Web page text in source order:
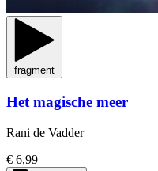
fragment
Het magische meer
Rani de Vadder
€ 6,99